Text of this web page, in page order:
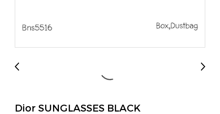
Dior SUNGLASSES BLACK